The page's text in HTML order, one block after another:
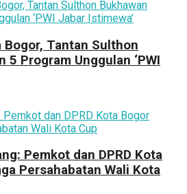
Bogor, Tantan Sulthon
5 Program Unggulan ‘PWI
Pemkot dan DPRD Kota
Persahabatan Wali Kota